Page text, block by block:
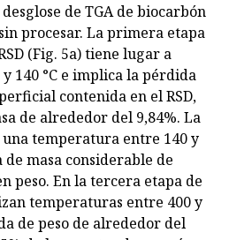
de TGA de biocarbón
sin procesar. La primera etapa
(Fig. 5a) tiene lugar a
140 °C e implica la pérdida
contenida en el RSD,
de alrededor del 9,84%. La
temperatura entre 140 y
de masa considerable de
peso. En la tercera etapa de
temperaturas entre 400 y
de peso de alrededor del